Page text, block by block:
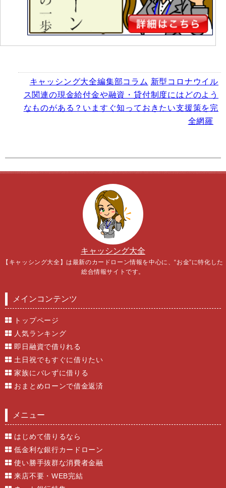
キャッシング大全編集部コラム 新型コロナウイル
ス関連の現金給付金や融資・貸付制度にはどのよう
なものがある？いますぐ知っておきたい支援策を完
全網羅
キャッシング大全
【キャッシング大全】は最新のカードローン情報を中心に、“お金”に特化した
総合情報サイトです。
メインコンテンツ
トップページ
人気ランキング
即日融資で借りれる
土日祝でもすぐに借りたい
家族にバレずに借りる
おまとめローンで借金返済
メニュー
はじめて借りるなら
低金利な銀行カードローン
使い勝手抜群な消費者金融
来店不要・WEB完結